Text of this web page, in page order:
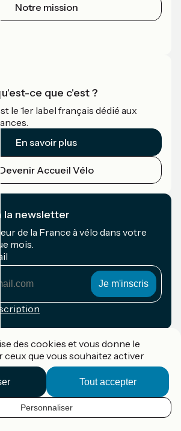
Notre mission
ce que c'est ?
le 1er label français dédié aux
En savoir plus
Devenir Accueil Vélo
la newsletter
de la France à vélo dans votre
mois.
des cookies et vous donne le
que vous souhaitez activer
Tout accepter
Personnaliser